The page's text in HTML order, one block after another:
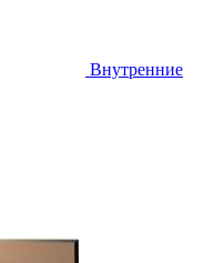
Внутренние